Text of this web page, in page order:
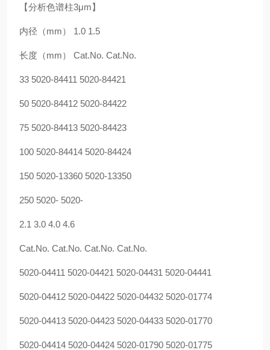
【分析色谱柱3μm】
内径（mm） 1.0 1.5
长度（mm） Cat.No. Cat.No.
33 5020-84411 5020-84421
50 5020-84412 5020-84422
75 5020-84413 5020-84423
100 5020-84414 5020-84424
150 5020-13360 5020-13350
250 5020- 5020-
2.1 3.0 4.0 4.6
Cat.No. Cat.No. Cat.No. Cat.No.
5020-04411 5020-04421 5020-04431 5020-04441
5020-04412 5020-04422 5020-04432 5020-01774
5020-04413 5020-04423 5020-04433 5020-01770
5020-04414 5020-04424 5020-01790 5020-01775